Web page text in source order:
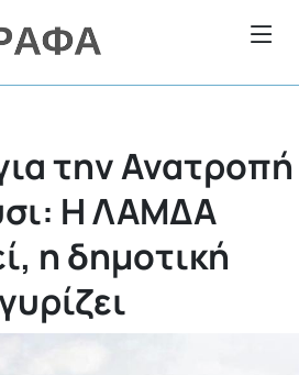
την Ανατροπή
Η ΛΑΜΔΑ
η δημοτική